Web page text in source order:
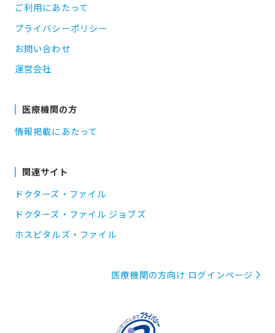
ご利用にあたって
プライバシーポリシー
お問い合わせ
運営会社
医療機関の方
情報掲載にあたって
関連サイト
ドクターズ・ファイル
ドクターズ・ファイル ジョブズ
ホスピタルズ・ファイル
医療機関の方向け ログインページ